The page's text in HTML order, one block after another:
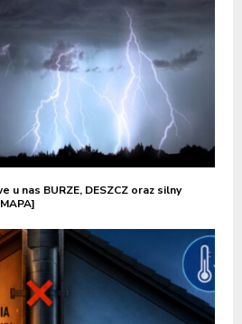
u nas BURZE, DESZCZ oraz silny